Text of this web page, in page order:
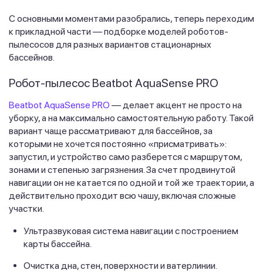
С основными моментами разобрались, теперь переходим
к прикладной части — подборке моделей роботов-
пылесосов для разных вариантов стационарных
бассейнов.
Робот-пылесос Beatbot AquaSense PRO
Beatbot AquaSense PRO — делает акцент не просто на
уборку, а на максимально самостоятельную работу. Такой
вариант чаще рассматривают для бассейнов, за
которыми не хочется постоянно «присматривать»:
запустил, и устройство само разберется с маршрутом,
зонами и степенью загрязнения. За счет продвинутой
навигации он не катается по одной и той же траектории, а
действительно проходит всю чашу, включая сложные
участки.
Ультразвуковая система навигации с построением
карты бассейна.
Очистка дна, стен, поверхности и ватерлинии.